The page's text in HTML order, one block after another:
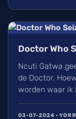
Doctor Who
Ncuti Gatwa
de Doctor.
worden waar ik
watch met
03-07-2024 ·